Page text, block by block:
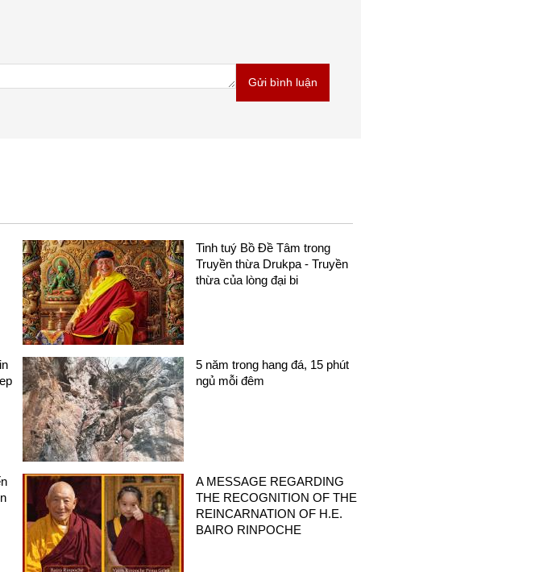
Tinh tuý Bồ Đề Tâm trong
Truyền thừa Drukpa - Truyền
thừa của lòng đại bi
5 năm trong hang đá, 15 phút
ngủ mỗi đêm
A MESSAGE REGARDING
THE RECOGNITION OF THE
REINCARNATION OF H.E.
BAIRO RINPOCHE